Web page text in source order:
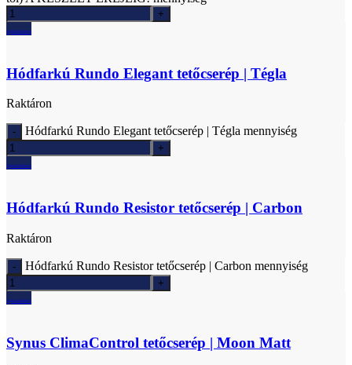
Ajánlatkérés
Hódfarkú Rundo Elegant tetőcserép | Tégla
Raktáron
Hódfarkú Rundo Elegant tetőcserép | Tégla mennyiség
Ajánlatkérés
Hódfarkú Rundo Resistor tetőcserép | Carbon
Raktáron
Hódfarkú Rundo Resistor tetőcserép | Carbon mennyiség
Ajánlatkérés
Synus ClimaControl tetőcserép | Moon Matt